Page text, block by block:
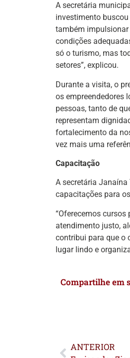
A secretária
investimento
também impulsionar
condições
só o turismo, mas
setores”, explicou.
Durante a visita, o
os empreendedores
pessoas, tanto de
representam
fortalecimento da
vez mais uma
Capacitação
A secretária
capacitações para
“Oferecemos
atendimento justo,
contribui para que o
lugar lindo e
Compartilhe em
ANTERIOR